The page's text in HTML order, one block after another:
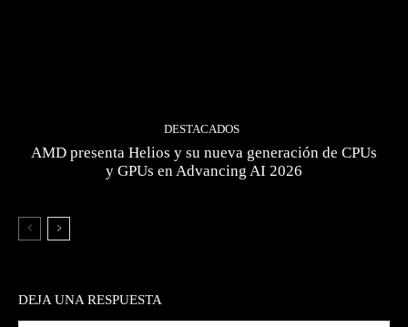
DESTACADOS
AMD presenta Helios y su nueva generación de CPUs
y GPUs en Advancing AI 2026
DEJA UNA RESPUESTA